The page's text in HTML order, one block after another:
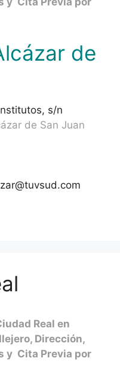
de
s/n
de San Juan
Real en
Dirección,
y Cita Previa por